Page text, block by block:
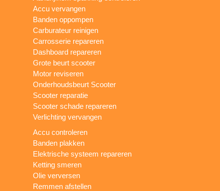
Accu vervangen
Banden oppompen
Carburateur reinigen
Carrosserie repareren
Dashboard repareren
Grote beurt scooter
Motor reviseren
Onderhoudsbeurt Scooter
Scooter reparatie
Scooter schade repareren
Verlichting vervangen
Accu controleren
Banden plakken
Elektrische systeem repareren
Ketting smeren
Olie verversen
Remmen afstellen